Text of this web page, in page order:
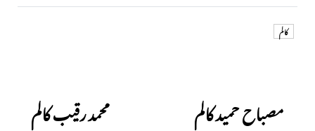
کالم
مصباح حمید کالم محمد رقیب کالم